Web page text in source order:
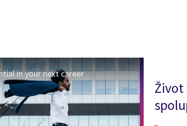
in your next career
Život